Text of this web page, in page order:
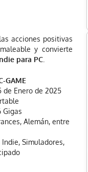
acciones positivas
y convierte
para PC.
GAME
de Enero de 2025
Gigas
Alemán, entre
Simuladores,